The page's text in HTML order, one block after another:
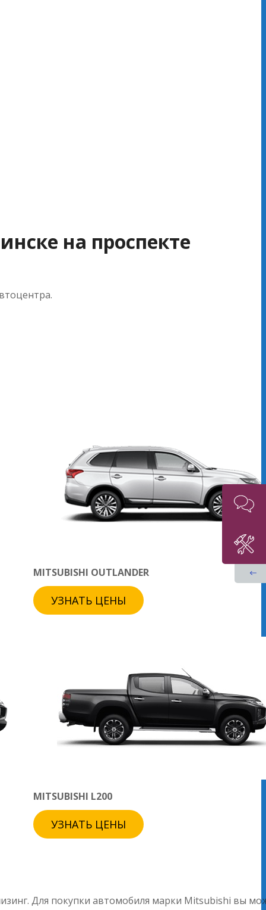
на проспекте
MITSUBISHI OUTLANDER
УЗНАТЬ ЦЕНЫ
MITSUBISHI L200
УЗНАТЬ ЦЕНЫ
Для покупки автомобиля марки Mitsubishi вы